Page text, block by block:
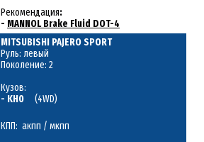
Рекомендация:
- MANNOL Brake Fluid DOT-4
MITSUBISHI PAJERO SPORT
Руль: левый
Поколение: 2
Кузов:
- KH0 (4WD)
КПП: акпп / мкпп